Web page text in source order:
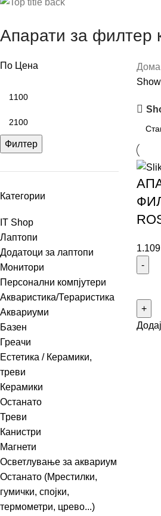
Апарати за филтер
По Цена
Филтер
Категории
IT Shop
Лаптопи
Додатоци за лаптопи
Монитори
Персонални компјутери
Акваристика/Тераристика
Аквариуми
Базен
Греачи
Естетика / Керамики,
треви
Керамики
Останато
Треви
Канистри
Магнети
Осветлување за аквариум
Останато (Мрестилки,
гумички, спојки,
термометри, црево...)
Дома
1.109